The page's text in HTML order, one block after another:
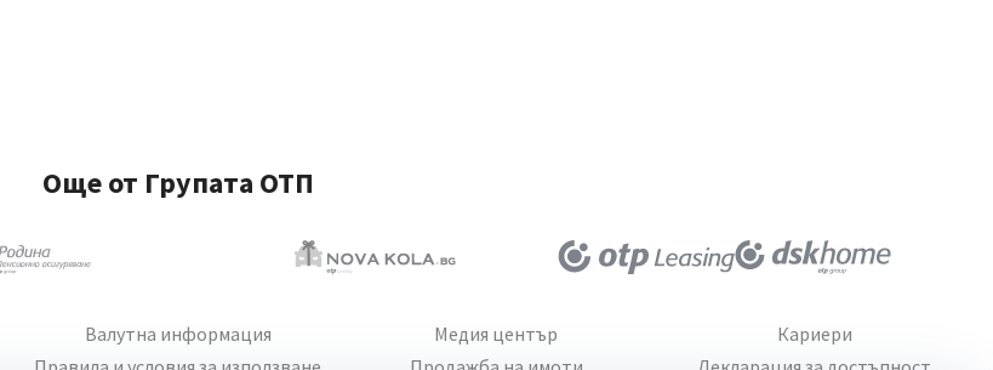
Още от Групата ОТП
Валутна информация
Медия център
Кариери